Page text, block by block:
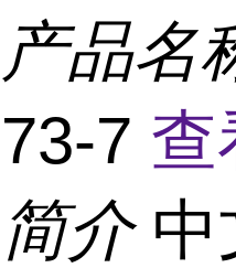
产品名
73-7
简介